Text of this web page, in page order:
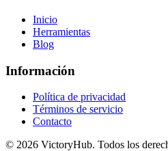
Inicio
Herramientas
Blog
Información
Política de privacidad
Términos de servicio
Contacto
© 2026 VictoryHub. Todos los